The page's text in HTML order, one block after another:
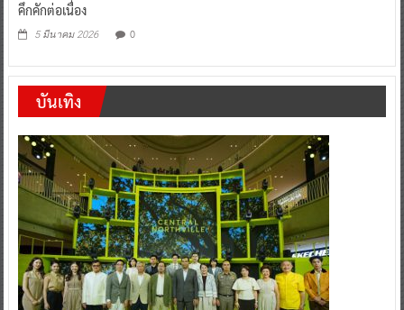
คึกคักต่อเนื่อง
5 มีนาคม 2026 0
บันเทิง